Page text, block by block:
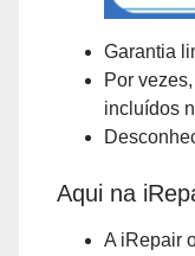
Garantia
Por
incluídos
Aqui na
A iRepair